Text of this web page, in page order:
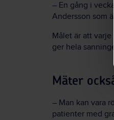
– En gång i
Andersson som
Målet är att
ger hela
Mäter
– Man kan vara
patienter med